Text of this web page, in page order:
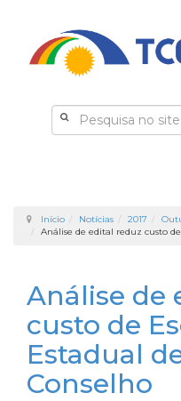
Início Notícias 2017
Análise de edital reduz custo
Análise de
custo de
Estadual
Conselho